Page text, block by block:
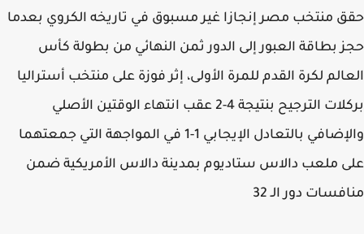
منتخب مصر إنجازا غير مسبوق في تاريخه الكروي بعدما
بطاقة العبور إلى الدور ثمن النهائي من بطولة كأس
لكرة القدم للمرة الأولى، إثر فوزة على منتخب أستراليا
بركلات الترجيح بنتيجة 4-2 عقب انتهاء الوقتين الأصلي
والإضافي بالتعادل الإيجابي 1-1 في المواجهة التي جمعتهما
ملعب دالاس ستاديوم بمدينة دالاس الأمريكية ضمن
دور الـ 32